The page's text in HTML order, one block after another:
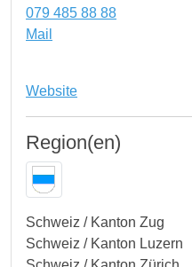
079 485 88 88
Mail
Website
Region(en)
Schweiz / Kanton Zug
Schweiz / Kanton Luzern